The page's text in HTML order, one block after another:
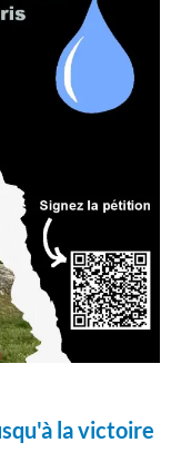
la victoire